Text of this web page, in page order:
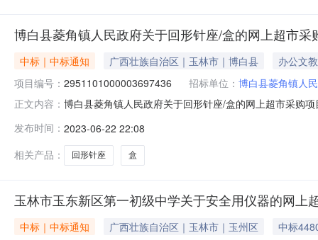
博白县菱角镇人民政府关于回形针座/盒的网上超市采
中标｜中标通知 广西壮族自治区｜玉林市｜博白县
办公文教
项目编号： 2951101000003697436 招标单位： 博白县菱角镇人
正文内容： 博白县菱角镇人民政府关于回形针座/盒的网上超市采购
区划名称:广西壮族自治区玉林市博白县报价起止时间:-
发布时间： 2023-06-22 22:08
相关产品：
回形针座 盒
玉林市玉东新区第一初级中学关于安全用仪器的网上
中标｜中标通知 广西壮族自治区｜玉林市｜玉州区
中标